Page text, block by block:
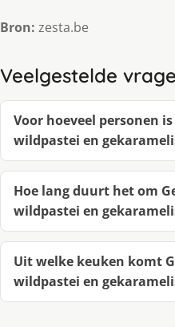
Bron: zesta.be
Veelgestelde
Voor hoeveel personen
wildpastei en
Hoe lang duurt het om
wildpastei en
Uit welke keuken komt
wildpastei en